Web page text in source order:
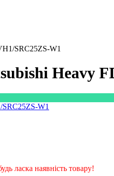
SRC25ZS-W1
Heavy
ласка наявність товару!